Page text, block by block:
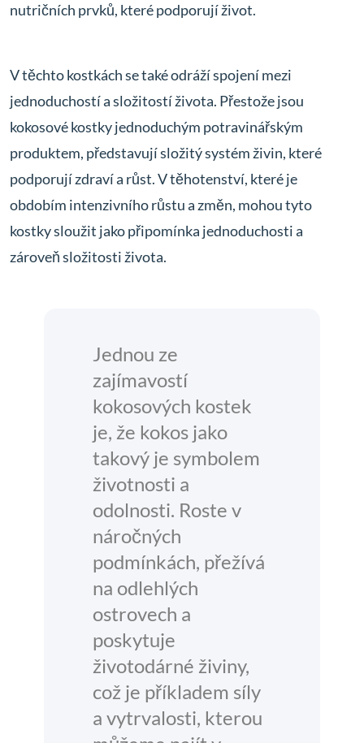
nutričních prvků, které podporují život.
V těchto kostkách se také odráží spojení mezi
jednoduchostí a složitostí života. Přestože jsou
kokosové kostky jednoduchým potravinářským
produktem, představují složitý systém živin, které
podporují zdraví a růst. V těhotenství, které je
obdobím intenzivního růstu a změn, mohou tyto
kostky sloužit jako připomínka jednoduchosti a
zároveň složitosti života.
Jednou ze
zajímavostí
kokosových kostek
je, že kokos jako
takový je symbolem
životnosti a
odolnosti. Roste v
náročných
podmínkách, přežívá
na odlehlých
ostrovech a
poskytuje
životodárné živiny,
což je příkladem síly
a vytrvalosti, kterou